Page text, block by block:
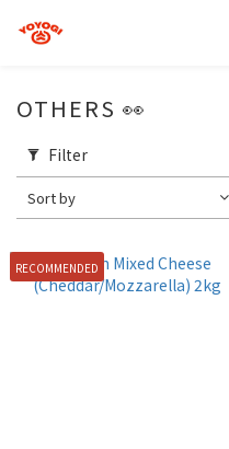
OTHERS 👀
Filter
Sort by
RECOMMENDED